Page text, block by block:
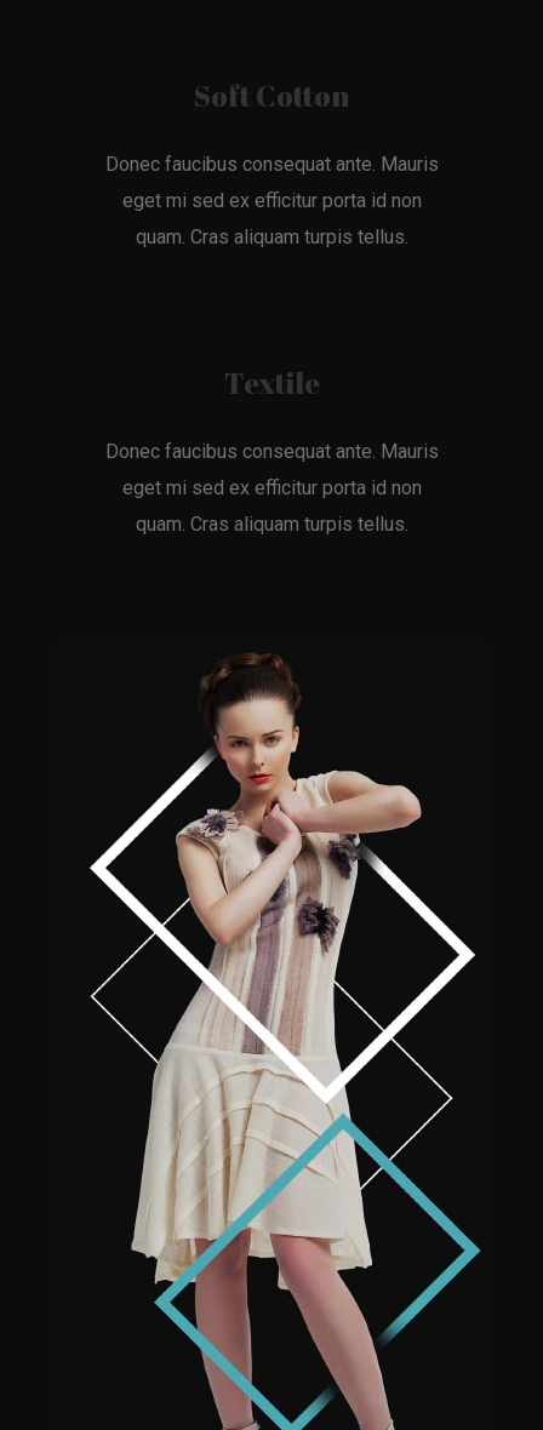
Soft Cotton
Donec faucibus consequat ante. Mauris
eget mi sed ex efficitur porta id non
quam. Cras aliquam turpis tellus.
Textile
Donec faucibus consequat ante. Mauris
eget mi sed ex efficitur porta id non
quam. Cras aliquam turpis tellus.